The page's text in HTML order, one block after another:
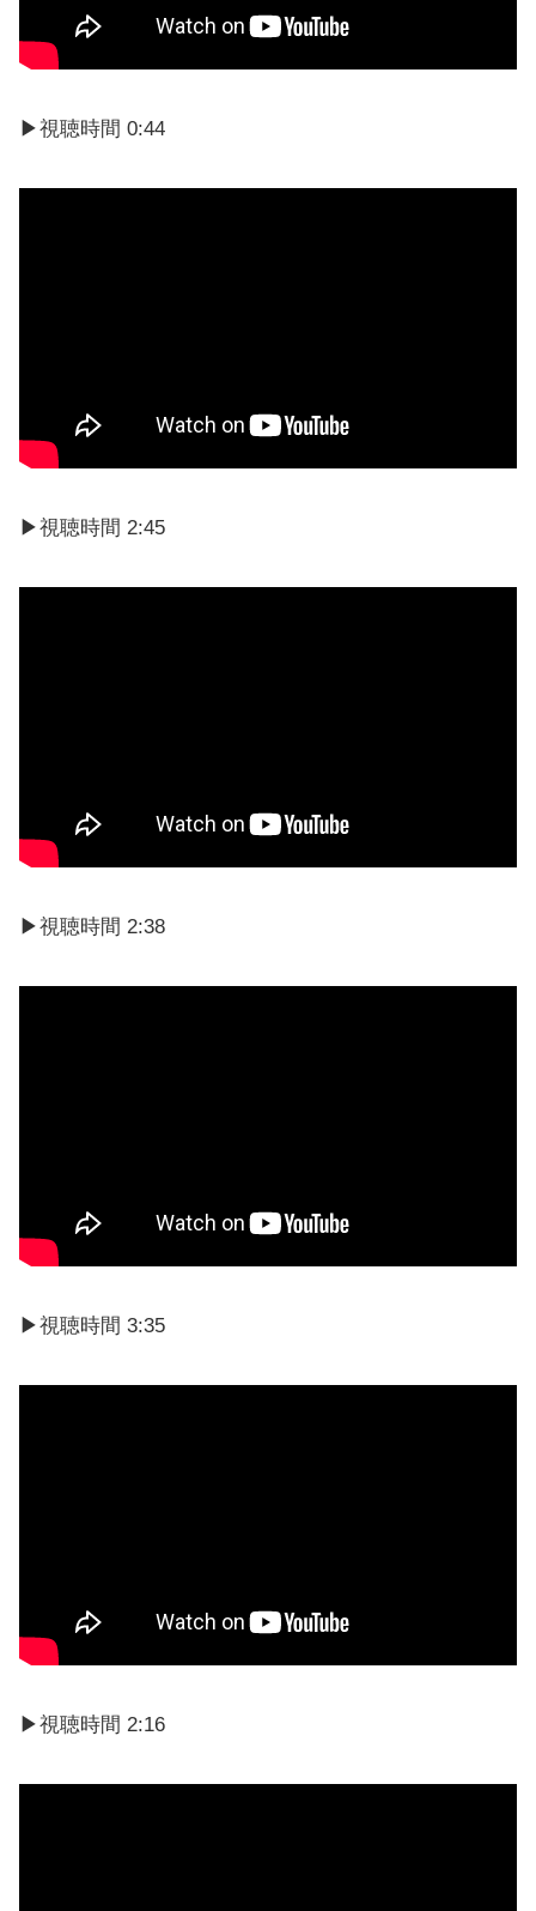
▶視聴時間 0:44
▶視聴時間 2:45
▶視聴時間 2:38
▶視聴時間 3:35
▶視聴時間 2:16